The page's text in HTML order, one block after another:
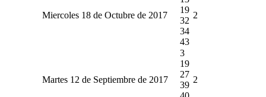
Miercoles 18 de Octubre de 2017
19
32
34
43
2
Martes 12 de Septiembre de 2017
3
19
27
39
2